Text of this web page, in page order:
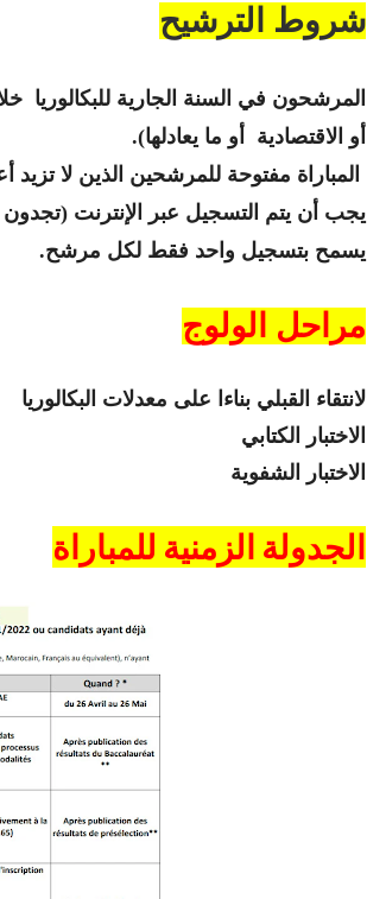
شروط الترشيح
أو الاقتصادية أو ما يعادلها).
المباراة مفتوحة للمرشحين الذين لا تزيد أعمارهم عن 21 عامًا في 31
يجب أن يتم التسجيل عبر الإنترنت
يسمح بتسجيل واحد فقط لكل مرشح.
مراحل الولوج
لانتقاء القبلي بناءا على معدلات البكالوريا
الاختبار الكتابي
الاختبار الشفوية
الجدولة الزمنية للمباراة